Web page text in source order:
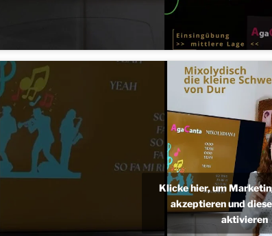
Klicke hier, um
akzeptieren und
aktivieren